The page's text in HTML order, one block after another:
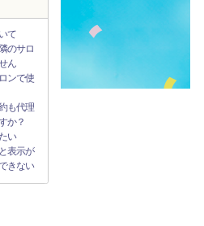
て
のサロ
ん
ンで使
も代理
か？
い
表示が
きない